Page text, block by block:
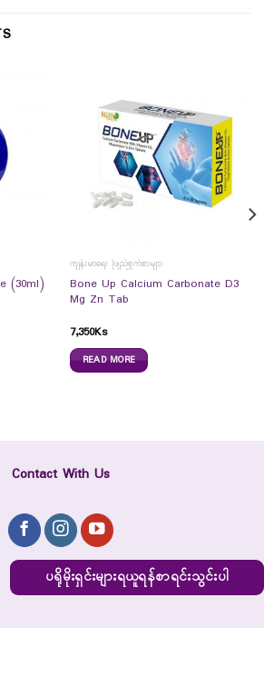
(30ml)
ကျန်းမာရေး ဖြည့်စွက်စာများ
Bone Up Calcium Carbonate D3
Mg Zn Tab
7,350Ks
READ MORE
Contact With Us
ပရိုမိုးရှင်းများရယူရန်စာရင်းသွင်းပါ